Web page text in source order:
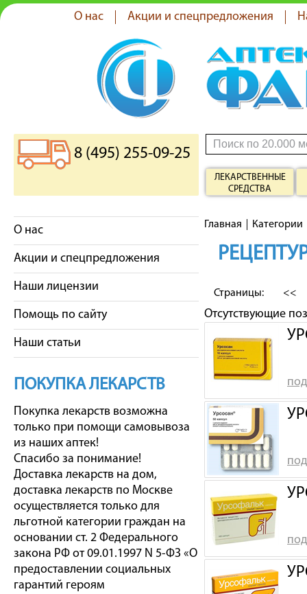
О нас Акции и спецпредложения
8 (495) 255-09-25
ЛЕКАРСТВЕННЫЕ
СРЕДСТВА
О нас
Акции и спецпредложения
Наши лицензии
Помощь по сайту
Наши статьи
ПОКУПКА ЛЕКАРСТВ
Покупка лекарств возможна
только при помощи самовывоза
из наших аптек!
Спасибо за понимание!
Доставка лекарств на дом,
доставка лекарств по Москве
осуществляется только для
льготной категории граждан на
основании ст. 2 Федерального
закона РФ от 09.01.1997 N 5-ФЗ «О
предоставлении социальных
гарантий героям
Главная Категории
Страницы: <<
Отсутствующие